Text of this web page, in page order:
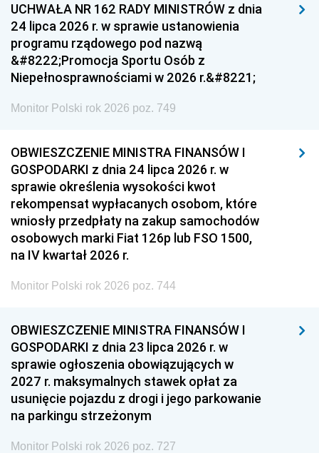
UCHWAŁA NR 162 RADY MINISTRÓW z dnia
24 lipca 2026 r. w sprawie ustanowienia
programu rządowego pod nazwą
&#8222;Promocja Sportu Osób z
Niepełnosprawnościami w 2026 r.&#8221;
Monitor Polski rok 2026 poz. 749
OBWIESZCZENIE MINISTRA FINANSÓW I
GOSPODARKI z dnia 24 lipca 2026 r. w
sprawie określenia wysokości kwot
rekompensat wypłacanych osobom, które
wniosły przedpłaty na zakup samochodów
osobowych marki Fiat 126p lub FSO 1500,
na IV kwartał 2026 r.
Monitor Polski rok 2026 poz. 744
OBWIESZCZENIE MINISTRA FINANSÓW I
GOSPODARKI z dnia 23 lipca 2026 r. w
sprawie ogłoszenia obowiązujących w
2027 r. maksymalnych stawek opłat za
usunięcie pojazdu z drogi i jego parkowanie
na parkingu strzeżonym
Monitor Polski rok 2026 poz. 727